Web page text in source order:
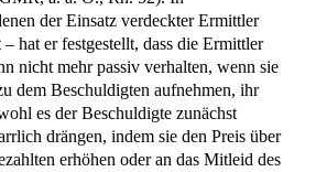
der Einsatz verdeckter Ermittler
hat er festgestellt, dass die Ermittler
nicht mehr passiv verhalten, wenn sie
dem Beschuldigten aufnehmen, ihr
es der Beschuldigte zunächst
drängen, indem sie den Preis über
erhöhen oder an das Mitleid des